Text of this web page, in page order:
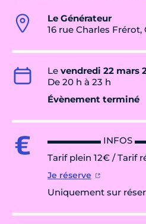
Le Générateur
16 rue Charles Frérot,
Le vendredi 22 mars
De 20 h à 23 h
Évènement terminé
▬▬▬▬▬▬ INFOS
Tarif plein 12€ / Tarif
Je réserve
Uniquement sur